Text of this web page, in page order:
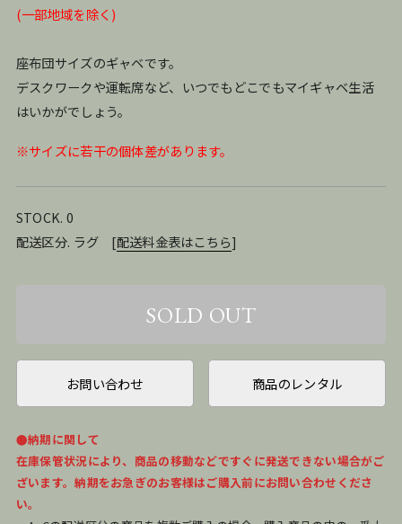
(一部地域を除く)
座布団サイズのギャベです。
デスクワークや運転席など、いつでもどこでもマイギャベ生活
はいかがでしょう。
※サイズに若干の個体差があります。
STOCK. 0
配送区分. ラグ [配送料金表はこちら]
お問い合わせ 商品のレンタル
●納期に関して
在庫保管状況により、商品の移動などですぐに発送できない場合がご
ざいます。納期をお急ぎのお客様はご購入前にお問い合わせくださ
い。